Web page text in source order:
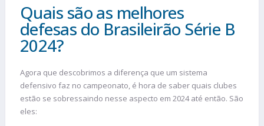
Quais são as melhores
defesas do Brasileirão Série B
2024?
Agora que descobrimos a diferença que um sistema
defensivo faz no campeonato, é hora de saber quais clubes
estão se sobressaindo nesse aspecto em 2024 até então. São
eles: